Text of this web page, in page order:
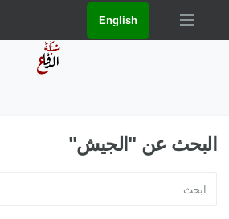
English
البحث عن "الجيش"